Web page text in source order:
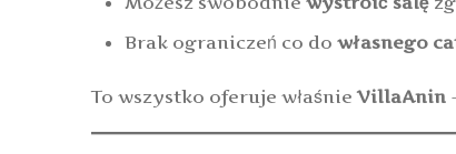
Brak ograniczeń co do własnego
To wszystko oferuje właśnieVillaAnin